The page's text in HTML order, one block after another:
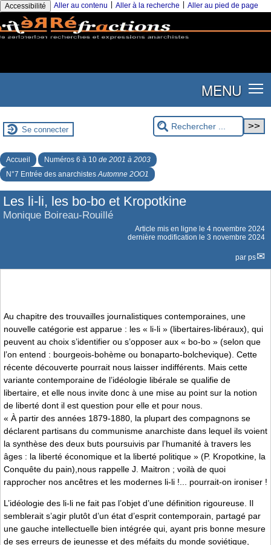
Accessibilité Aller au contenu Aller à la recherche Aller au pied de page
MENU
Se connecter
Accueil Numéros 6 à 10 de 2001 à 2003
N°7 Entrée des anarchistesAutomne 2OO1
Les li-li, les bo-bo et Kropotkine
Monique Boireau-Rouillé
Article mis en ligne le 4 novembre 2024
dernière modification le 3 novembre 2024
par ps
Au chapitre des trouvailles journalistiques contemporaines, une
nouvelle catégorie est apparue : les « li-li » (libertaires-libéraux), qui
peuvent au choix s’identifier ou s’opposer aux « bo-bo » (selon que
l’on entend : bourgeois-bohème ou bonaparto-bolchevique). Cette
récente découverte pourrait nous laisser indifférents. Mais cette
variante contemporaine de l’idéologie libérale se qualifie de
libertaire, et elle nous invite donc à une mise au point sur la notion
de liberté dont il est question pour elle et pour nous.
« À partir des années 1879-1880, la plupart des compagnons se
déclarent partisans du communisme anarchiste dans lequel ils voient
la synthèse des deux buts poursuivis par l’humanité à travers les
âges : la liberté économique et la liberté politique » (P. Kropotkine, la
Conquête du pain),nous rappelle J. Maitron ; voilà de quoi
rapprocher nos ancêtres et les modernes li-li !... pourrait-on ironiser !
L’idéologie des li-li ne fait pas l’objet d’une définition rigoureuse. Il
semblerait s’agir plutôt d’un état d’esprit contemporain, partagé par
une gauche intellectuelle bien intégrée qui, ayant pris bonne mesure
de ses erreurs de jeunesse et des méfaits du monde soviétique,